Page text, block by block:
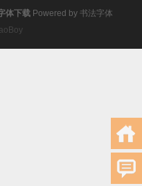
体下载 Powered by 书法字体